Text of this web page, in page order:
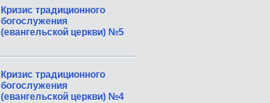
Кризис традиционного
богослужения
(евангельской церкви) №5
Кризис традиционного
богослужения
(евангельской церкви) №4